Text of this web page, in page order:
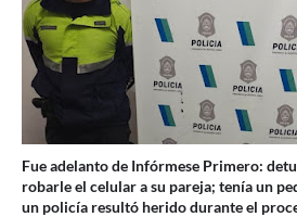
Fue adelanto de Infórmese Primero:
robarle el celular a su pareja; tenía un
un policía resultó herido durante el